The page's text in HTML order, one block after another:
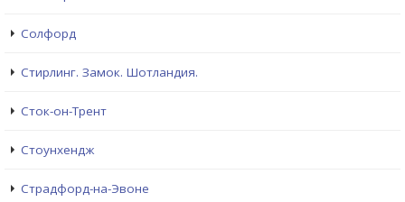
Солфорд
Стирлинг. Замок. Шотландия.
Сток-он-Трент
Стоунхендж
Страдфорд-на-Эвоне